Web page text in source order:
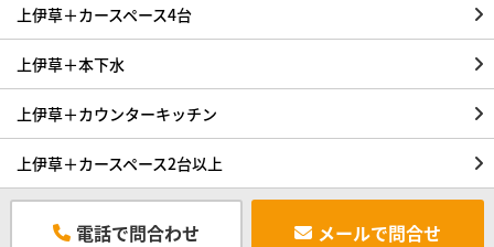
上伊草＋カースペース4台
上伊草＋本下水
上伊草＋カウンターキッチン
上伊草＋カースペース2台以上
電話で問合わせ メールで問合せ